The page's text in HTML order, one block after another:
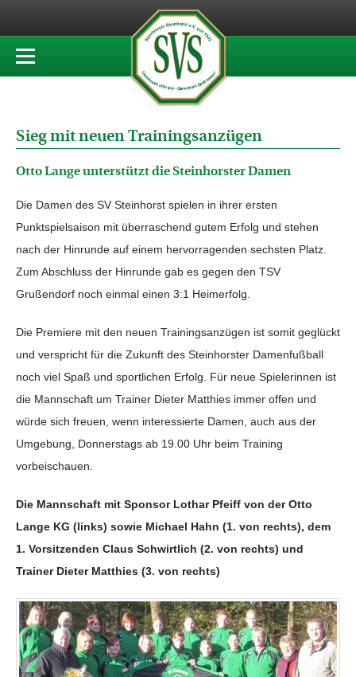
Sieg mit neuen Trainingsanzügen
Otto Lange unterstützt die Steinhorster Damen
Die Damen des SV Steinhorst spielen in ihrer ersten
Punktspielsaison mit überraschend gutem Erfolg und stehen
nach der Hinrunde auf einem hervorragenden sechsten Platz.
Zum Abschluss der Hinrunde gab es gegen den TSV
Grußendorf noch einmal einen 3:1 Heimerfolg.
Die Premiere mit den neuen Trainingsanzügen ist somit geglückt
und verspricht für die Zukunft des Steinhorster Damenfußball
noch viel Spaß und sportlichen Erfolg. Für neue Spielerinnen ist
die Mannschaft um Trainer Dieter Matthies immer offen und
würde sich freuen, wenn interessierte Damen, auch aus der
Umgebung, Donnerstags ab 19.00 Uhr beim Training
vorbeischauen.
Die Mannschaft mit Sponsor Lothar Pfeiff von der Otto
Lange KG (links) sowie Michael Hahn (1. von rechts), dem
1. Vorsitzenden Claus Schwirtlich (2. von rechts) und
Trainer Dieter Matthies (3. von rechts)